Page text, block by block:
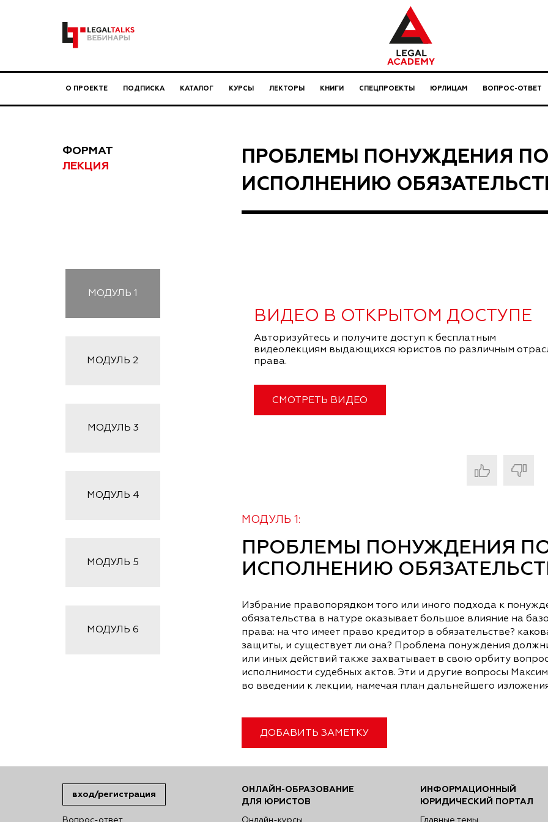
О ПРОЕКТЕ ПОДПИСКА КАТАЛОГ КУРСЫ ЛЕКТОРЫ КНИГИ СПЕЦПРОЕКТЫ ЮРЛИЦАМ ВОПРОС-ОТВЕТ
ФОРМАТ
ЛЕКЦИЯ
ПРОБЛЕМЫ ПОНУЖДЕНИЯ
ИСПОЛНЕНИЮ
МОДУЛЬ 1
МОДУЛЬ 2
МОДУЛЬ 3
МОДУЛЬ 4
МОДУЛЬ 5
МОДУЛЬ 6
ВИДЕО В ОТКРЫТОМ ДОСТУПЕ
Авторизуйтесь и получите доступ к бесплатным
видеолекциям выдающихся юристов по различным
права.
СМОТРЕТЬ ВИДЕО
МОДУЛЬ 1:
ПРОБЛЕМЫ ПОНУЖДЕНИЯ
ИСПОЛНЕНИЮ
Избрание правопорядком того или иного подхода к
обязательства в натуре оказывает большое влияние на
права: на что имеет право кредитор в обязательстве?
защиты, и существует ли она? Проблема понуждения
или иных действий также захватывает в свою орбиту
исполнимости судебных актов. Эти и другие вопросы
во введении к лекции, намечая план дальнейшего
ДОБАВИТЬ ЗАМЕТКУ
вход/регистрация
ОНЛАЙН-ОБРАЗОВАНИЕ
ДЛЯ ЮРИСТОВ
ИНФОРМАЦИОННЫЙ
ЮРИДИЧЕСКИЙ ПОРТАЛ